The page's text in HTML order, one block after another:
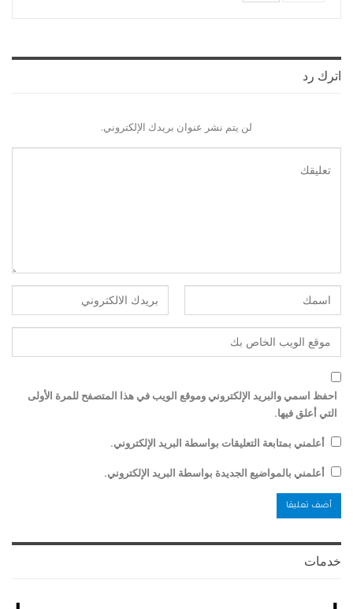
اترك رد
لن يتم نشر عنوان بريدك الإلكتروني.
احفظ اسمي والبريد الإلكتروني وموقع الويب في هذا المتصفح للمرة الأولى
التي أعلق فيها.
أعلمني بمتابعة التعليقات بواسطة البريد الإلكتروني.
أعلمني بالمواضيع الجديدة بواسطة البريد الإلكتروني.
خدمات